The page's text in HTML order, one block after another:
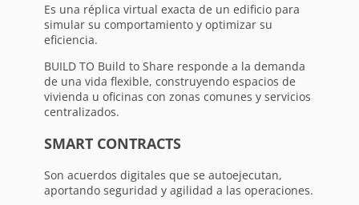
Es una réplica virtual exacta de un edificio para
simular su comportamiento y optimizar su
eficiencia.
BUILD TO Build to Share responde a la demanda
de una vida flexible, construyendo espacios de
vivienda u oficinas con zonas comunes y servicios
centralizados.
SMART CONTRACTS
Son acuerdos digitales que se autoejecutan,
aportando seguridad y agilidad a las operaciones.